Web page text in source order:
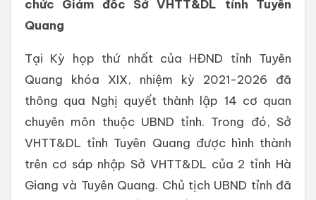
chức Giám đốc Sở VHTT&DL tỉnh Tuyên
Quang
Tại Kỳ họp thứ nhất của HĐND tỉnh Tuyên
Quang khóa XIX, nhiệm kỳ 2021-2026 đã
thông qua Nghị quyết thành lập 14 cơ quan
chuyên môn thuộc UBND tỉnh. Trong đó, Sở
VHTT&DL tỉnh Tuyên Quang được hình thành
trên cơ sáp nhập Sở VHTT&DL của 2 tỉnh Hà
Giang và Tuyên Quang. Chủ tịch UBND tỉnh đã